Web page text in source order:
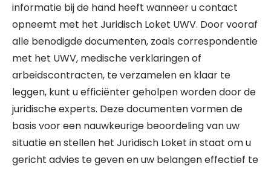
informatie bij de hand heeft wanneer u contact
opneemt met het Juridisch Loket UWV. Door vooraf
alle benodigde documenten, zoals correspondentie
met het UWV, medische verklaringen of
arbeidscontracten, te verzamelen en klaar te
leggen, kunt u efficiënter geholpen worden door de
juridische experts. Deze documenten vormen de
basis voor een nauwkeurige beoordeling van uw
situatie en stellen het Juridisch Loket in staat om u
gericht advies te geven en uw belangen effectief te